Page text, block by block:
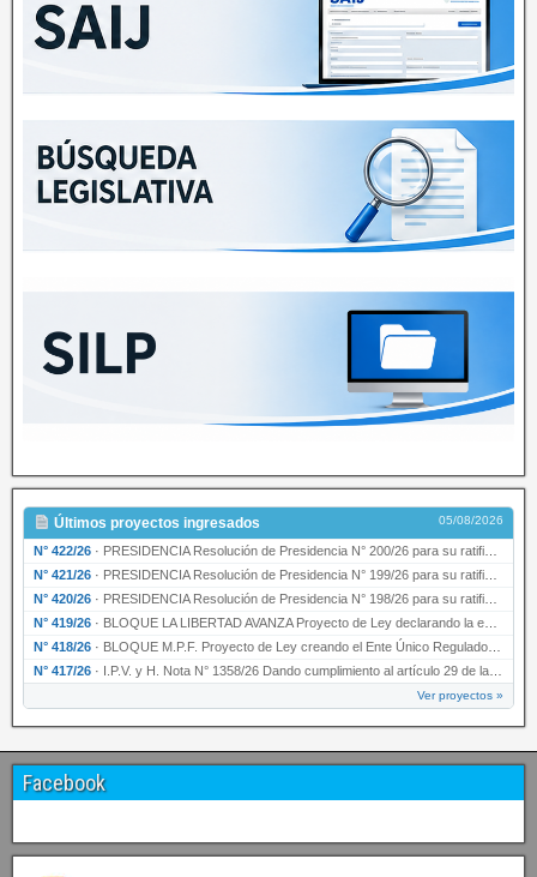
Últimos proyectos ingresados 05/08/2026
N° 422/26 · PRESIDENCIA Resolución de Presidencia N° 200/26 para su ratificación.
N° 421/26 · PRESIDENCIA Resolución de Presidencia N° 199/26 para su ratificación.
N° 420/26 · PRESIDENCIA Resolución de Presidencia N° 198/26 para su ratificación.
N° 419/26 · BLOQUE LA LIBERTAD AVANZA Proyecto de Ley declarando la esencialidad del servicio educativ…
N° 418/26 · BLOQUE M.P.F. Proyecto de Ley creando el Ente Único Regulador de servicios públicos de la …
N° 417/26 · I.P.V. y H. Nota N° 1358/26 Dando cumplimiento al artículo 29 de la Ley provincial N° 1399…
Ver proyectos »
Facebook